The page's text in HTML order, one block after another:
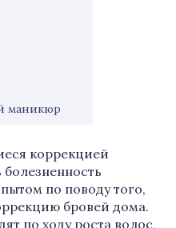
маникюр
коррекцией
по поводу того,
бровей дома.
по ходу роста волос,